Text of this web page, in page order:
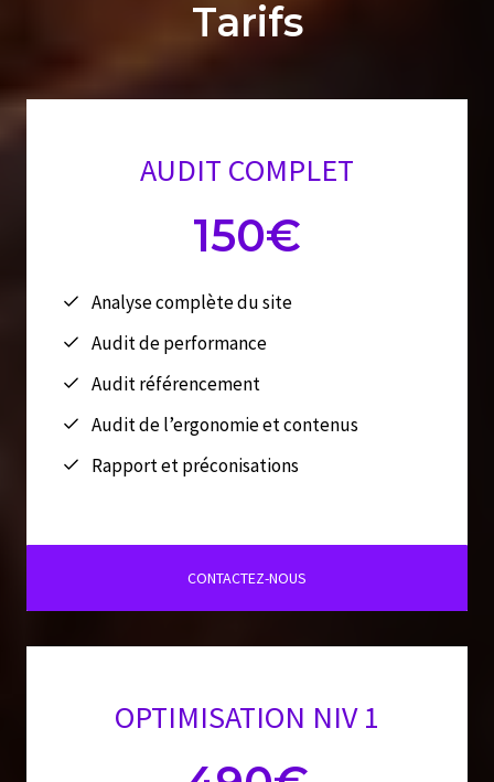
Tarifs
AUDIT COMPLET
150€
Analyse complète du site
Audit de performance
Audit référencement
Audit de l’ergonomie et contenus
Rapport et préconisations
CONTACTEZ-NOUS
OPTIMISATION NIV 1